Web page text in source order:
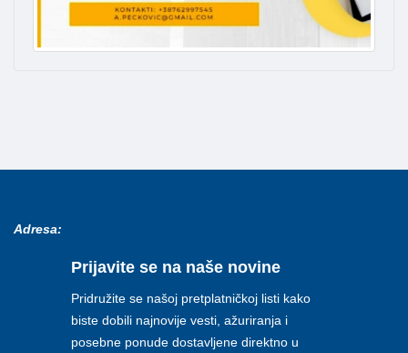
Adresa:
Prijavite se na naše novine
Pridružite se našoj pretplatničkoj listi kako
biste dobili najnovije vesti, ažuriranja i
posebne ponude dostavljene direktno u